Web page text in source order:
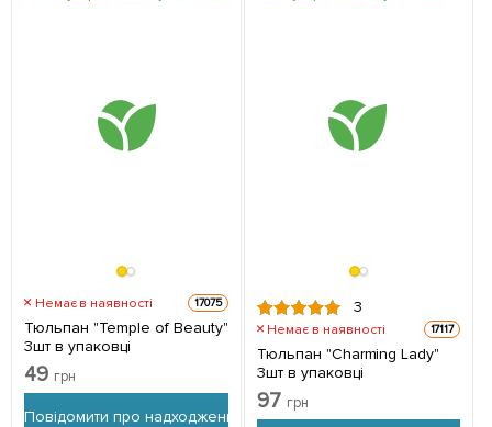
Немає в наявності 17075
Тюльпан "Temple of Beauty"
3шт в упаковці
49 грн
Повідомити про надходження
3
Немає в наявності 17117
Тюльпан "Charming Lady"
3шт в упаковці
97 грн